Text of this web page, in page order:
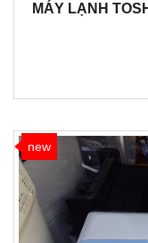
MÁY LẠNH
new